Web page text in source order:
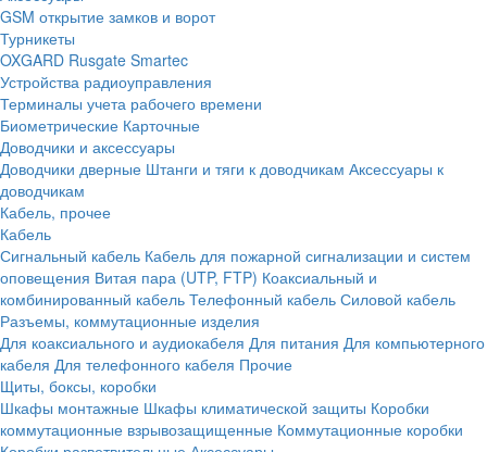
GSM открытие замков и ворот
Турникеты
OXGARD Rusgate Smartec
Устройства радиоуправления
Терминалы учета рабочего времени
Биометрические Карточные
Доводчики и аксессуары
Доводчики дверные Штанги и тяги к доводчикам Аксессуары к
доводчикам
Кабель, прочее
Кабель
Сигнальный кабель Кабель для пожарной сигнализации и систем
оповещения Витая пара (UTP, FTP) Коаксиальный и
комбинированный кабель Телефонный кабель Силовой кабель
Разъемы, коммутационные изделия
Для коаксиального и аудиокабеля Для питания Для компьютерного
кабеля Для телефонного кабеля Прочие
Щиты, боксы, коробки
Шкафы монтажные Шкафы климатической защиты Коробки
коммутационные взрывозащищенные Коммутационные коробки